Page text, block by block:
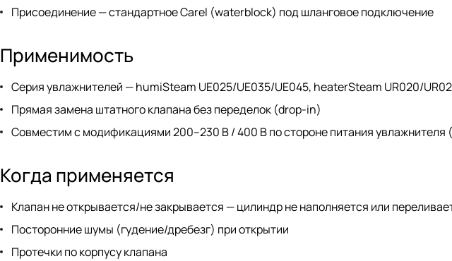
Присоединение — стандартное Carel (waterblock) под шланговое подключение
Применимость
Серия увлажнителей — humiSteam UE025/UE035/UE045, heaterSteam UR020/
Прямая замена штатного клапана без переделок (drop-in)
Совместим с модификациями 200–230 В / 400 В по стороне питания увлажнителя
Когда применяется
Клапан не открывается/не закрывается — цилиндр не наполняется или
Посторонние шумы (гудение/дребезг) при открытии
Протечки по корпусу клапана